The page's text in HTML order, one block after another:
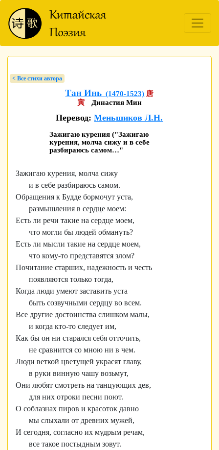
< Bсе стихи автора
Тан Инь (1470-1523) 唐
寅
Династия Мин
Перевод:Меньшиков Л.Н.
Зажигаю курения ("Зажигаю
курения, молча сижу и в себе
разбираюсь самом…"
Зажигаю курения, молча сижу
и в себе разбираюсь самом.
Обращения к Будде бормочут уста,
размышления в сердце моем:
Есть ли речи такие на сердце моем,
что могли бы людей обмануть?
Есть ли мысли такие на сердце моем,
что кому-то представятся злом?
Почитание старших, надежность и честь
появляются только тогда,
Когда люди умеют заставить уста
быть созвучными сердцу во всем.
Все другие достоинства слишком малы,
и когда кто-то следует им,
Как бы он ни старался себя отточить,
не сравнится со мною ни в чем.
Люди веткой цветущей украсят главу,
в руки винную чашу возьмут,
Они любят смотреть на танцующих дев,
для них отроки песни поют.
О соблазнах пиров и красоток давно
мы слыхали от древних мужей,
И сегодня, согласно их мудрым речам,
все такое постыдным зовут.